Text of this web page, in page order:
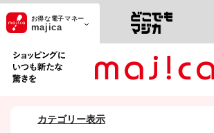
ショッピングにいつ
お得な電子マネー
majica
カテゴリー表示